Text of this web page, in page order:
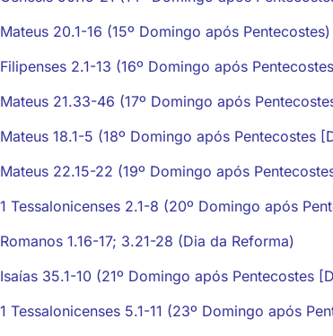
Mateus 20.1-16 (15º Domingo após Pentecostes)
Filipenses 2.1-13 (16º Domingo após
Mateus 21.33-46 (17º Domingo após
Mateus 18.1-5 (18º Domingo após Pentecostes
Mateus 22.15-22 (19º Domingo após
1 Tessalonicenses 2.1-8 (20º Domingo após
Romanos 1.16-17; 3.21-28 (Dia da Reforma)
Isaías 35.1-10 (21º Domingo após Pentecostes
1 Tessalonicenses 5.1-11 (23º Domingo após